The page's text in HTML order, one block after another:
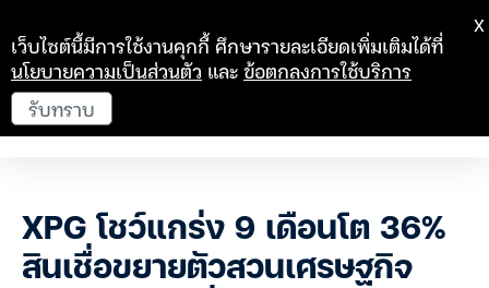
XPG โชว์แกร่ง 9 เดือนโต 36%
สินเชื่อขยายตัวสวนเศรษฐกิจ
เว็บไซต์นี้มีการใช้งานคุกกี้ ศึกษารายละเอียดเพิ่มเติมได้ที่
นโยบายความเป็นส่วนตัว และข้อตกลงการใช้บริการ
รับทราบ
X